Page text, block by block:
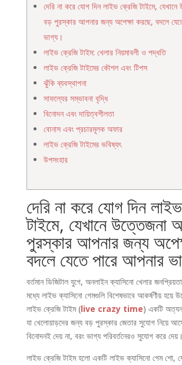
দেরি না করে যোগ দিন লাইভ ক্রেজি টাইমে,
বড় পুরস্কার আপনার জন্য অপেক্ষা করছে, বদলে
ভাগ্য।
লাইভ ক্রেজি টাইম: খেলার নিয়মাবলী ও পদ্ধতি
লাইভ ক্রেজি টাইমের কৌশল এবং টিপস
ঝুঁকি ব্যবস্থাপনা
সাফল্যের সম্ভাবনা বৃদ্ধি
বিনোদন এবং দায়িত্বশীলতা
বোনাস এবং প্রচারমূলক অফার
লাইভ ক্রেজি টাইমের ভবিষ্যৎ
উপসংহার
দেরি না করে যোগ দিন
টাইমে, যেখানে উত্তেজনা
পুরস্কার আপনার জন্য
বদলে যেতে পারে আপনার
বর্তমান ডিজিটাল যুগে, অনলাইন ক্যাসিনো খেলার
মধ্যে লাইভ ক্যাসিনো গেমগুলি বিশেষভাবে আকর্ষণীয় হয়ে
লাইভ ক্রেজি টাইম (live crazy time) একটি
যা খেলোয়াড়দের জন্য বড় পুরস্কার জেতার সুযোগ নিয়ে
বিনোদনই দেয় না, বরং ভাগ্য পরিবর্তনেরও সুযোগ করে দেয়।
লাইভ ক্রেজি টাইম হলো একটি লাইভ ক্যাসিনো গেম শো,